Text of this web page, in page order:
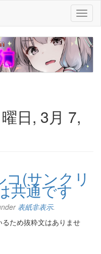
日, 3月 7,
コ(サンクリ
共通です
表紙非表示.
ため抜粋文はありませ